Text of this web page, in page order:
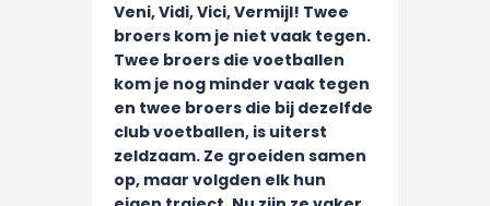
DE CLUB
CONTACT
Veni, Vidi, Vici, Vermijl! Twee
broers kom je niet vaak tegen.
Twee broers die voetballen
kom je nog minder vaak tegen
en twee broers die bij dezelfde
club voetballen, is uiterst
zeldzaam. Ze groeiden samen
op, maar volgden elk hun